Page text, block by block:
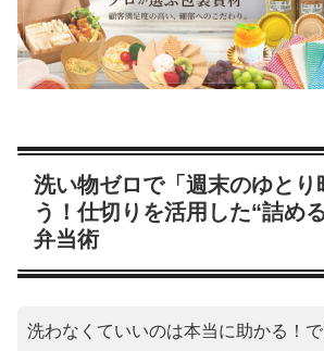
洗い物ゼロで「週末のゆとり
う！仕切りを活用した“詰め
弁当術
洗わなくていいのは本当に助かる！